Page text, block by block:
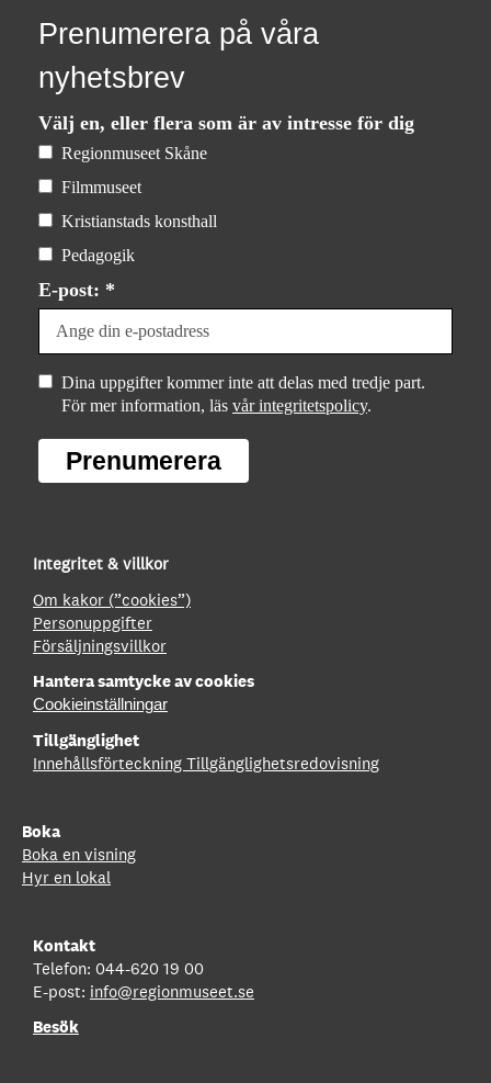
Prenumerera på våra
nyhetsbrev
Välj en, eller flera som är av intresse för dig
Regionmuseet Skåne
Filmmuseet
Kristianstads konsthall
Pedagogik
E-post: *
Dina uppgifter kommer inte att delas med tredje part.
För mer information, läs vår integritetspolicy.
Prenumerera
Integritet & villkor
Om kakor (”cookies”)
Personuppgifter
Försäljningsvillkor
Hantera samtycke av cookies
Cookieinställningar
Tillgänglighet
Innehållsförteckning Tillgänglighetsredovisning
Boka
Boka en visning
Hyr en lokal
Kontakt
Telefon: 044-620 19 00
E-post: info@regionmuseet.se
Besök